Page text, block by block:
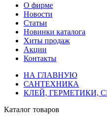
О фирме
Новости
Статьи
Новинки каталога
Хиты продаж
Акции
Контакты
НА ГЛАВНУЮ
САНТЕХНИКА
КЛЕЙ, ГЕРМЕТИКИ,
Каталог товаров